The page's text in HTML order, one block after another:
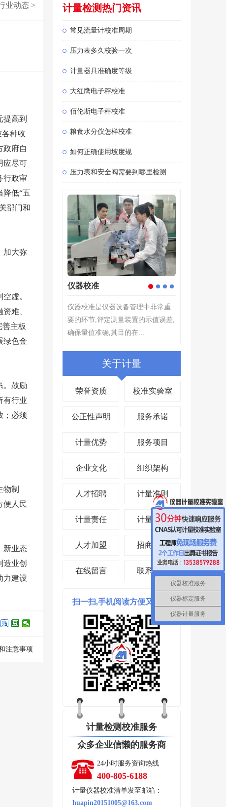
业动态 >
高到
种收
政府自
应尽可
行政审
降低“五
部门和
加大弥
虚。
难、
主板
绿色金
。鼓励
有行业
；必须
制
便人民
新业态
业创
力建设
注意事项
计量检测热门资讯
常见流量计校准周期
压力表多久校验一次
计量器具准确度等级
大红鹰电子秤校准
佰伦斯电子秤校准
粮食水分仪怎样校准
如何正确使用坡度规
压力表和安全阀需要到哪里检测
是仪器设备管理中非常重
,评定测量装置的示值误差,
准确,其目的在...
计量检测
计量检测---根据计量检测器具的选
择原则,为确定测量仪器或测量系统
所指示的量值...
关于计量
荣誉资质 校准实验室
公正性声明 服务承诺
计量优势 服务项目
企业文化 组织架构
人才招聘 计量准则
计量责任 计量投资
人才加盟 招商合作
在线留言 联系我们
扫一扫,手机阅读方便又省时!
计量检测校准服务
众多企业信懒的服务商
24小时服务资询热线
400-805-6188
计量仪器校准清单发至邮箱：
huapin20151005@163.com
仪器校准服务
仪器标定服务
仪器计量服务